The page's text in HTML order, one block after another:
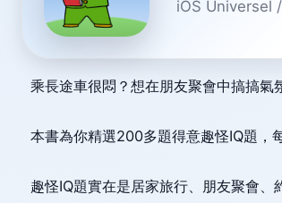
iOS Universel /
乘長途車很悶？想在朋友聚會中搞搞氣
本書為你精選200多題得意趣怪IQ題，
趣怪IQ題實在是居家旅行、朋友聚會、